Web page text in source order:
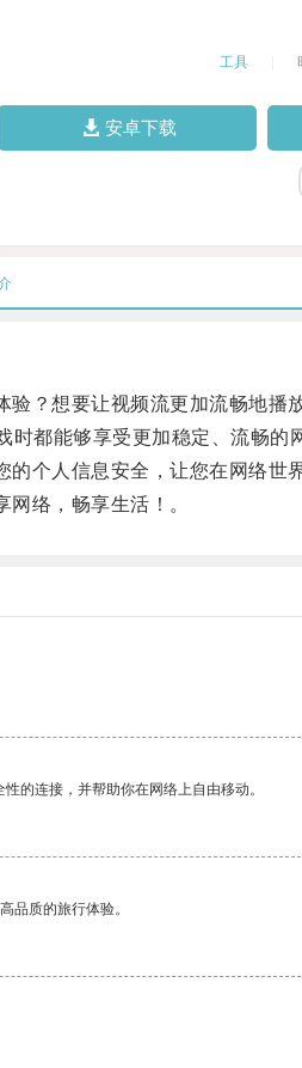
工具
安卓下载
想要让视频流更加流畅地播
都能够享受更加稳定、流畅的
个人信息安全，让您在网络世界
络，畅享生活！。
的连接，并帮助你在网络上自由移动。
品质的旅行体验。